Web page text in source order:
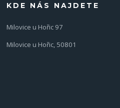
KDE NÁS NAJDETE
Milovice u Hořic 97
Milovice u Hořic, 50801